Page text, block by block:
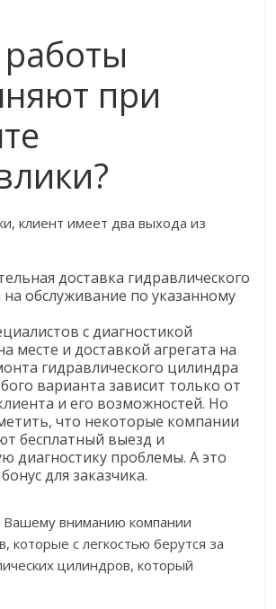
при
клиент имеет два выхода из
доставка гидравлического
обслуживание по указанному
с диагностикой
месте и доставкой агрегата на
гидравлического цилиндра
варианта зависит только от
и его возможностей. Но
что некоторые компании
бесплатный выезд и
диагностику проблемы. А это
для заказчика.
вниманию компании
которые с легкостью берутся за
цилиндров, который